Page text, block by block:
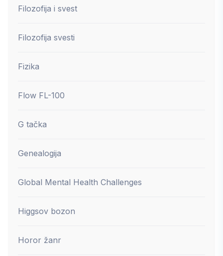
Filozofija i svest
Filozofija svesti
Fizika
Flow FL-100
G tačka
Genealogija
Global Mental Health Challenges
Higgsov bozon
Horor žanr